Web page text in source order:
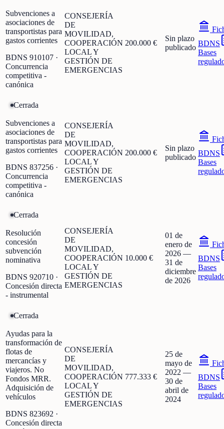
Subvenciones a
asociaciones de
transportistas para
gastos corrientes
BDNS 910107 ·
Concurrencia
competitiva -
canónica
CONSEJERÍA
DE
MOVILIDAD,
COOPERACIÓN
LOCAL Y
GESTIÓN DE
EMERGENCIAS
200.000 €
Sin plazo
publicado BDNS
Bases
Cerrada
Subvenciones a
asociaciones de
transportistas para
gastos corrientes
BDNS 837256 ·
Concurrencia
competitiva -
canónica
CONSEJERÍA
DE
MOVILIDAD,
COOPERACIÓN
LOCAL Y
GESTIÓN DE
EMERGENCIAS
200.000 €
Sin plazo
publicado BDNS
Bases
Cerrada
Resolución
concesión
subvención
nominativa
BDNS 920710 ·
Concesión directa
- instrumental
CONSEJERÍA
DE
MOVILIDAD,
COOPERACIÓN
LOCAL Y
GESTIÓN DE
EMERGENCIAS
10.000 €
01 de
enero de
2026 —
31 de
diciembre
de 2026
BDNS
Bases
Cerrada
Ayudas para la
transformación de
flotas de
mercancías y
viajeros. No
Fondos MRR.
Adquisición de
vehículos
BDNS 823692 ·
Concesión directa
CONSEJERÍA
DE
MOVILIDAD,
COOPERACIÓN
LOCAL Y
GESTIÓN DE
EMERGENCIAS
777.333 €
25 de
mayo de
2022 —
30 de
abril de
2024
BDNS
Bases